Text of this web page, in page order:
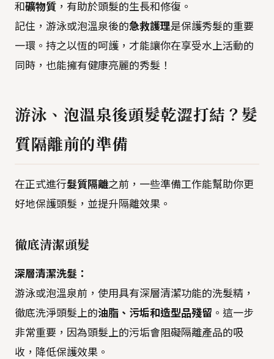
和礦物質 ，有助於頭髮的生長和修復。
記住，游泳或泡溫泉後的急救護理是保護秀髮的重要
一環。持之以恆的呵護，才能讓你在享受水上活動的
同時，也能擁有健康亮麗的秀髮！
游泳、泡溫泉後頭髮乾澀打結？髮
質隔離前的準備
在正式進行髮質隔離之前，一些準備工作能幫助你更
好地保護頭髮，並提升隔離效果。
徹底清潔頭髮
深層清潔洗髮：
游泳或泡溫泉前，使用具有深層清潔功能的洗髮精，
徹底洗淨頭髮上的油脂、污垢和造型品殘留 。這一步
非常重要，因為頭髮上的污垢會阻礙隔離產品的吸
收，降低保護效果。